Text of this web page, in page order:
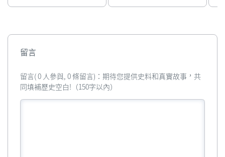
留言
留言( 0 人參與, 0 條留言)：期待您提供史料和真實故事，共
同填補歷史空白!（150字以內）